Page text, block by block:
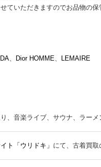
ていただきますのでお品物の
、 Dior HOMME LEMAIRE
、音楽ライブ、サウナ、ラーメ
ト「ウリドキ」 にて、古着買取